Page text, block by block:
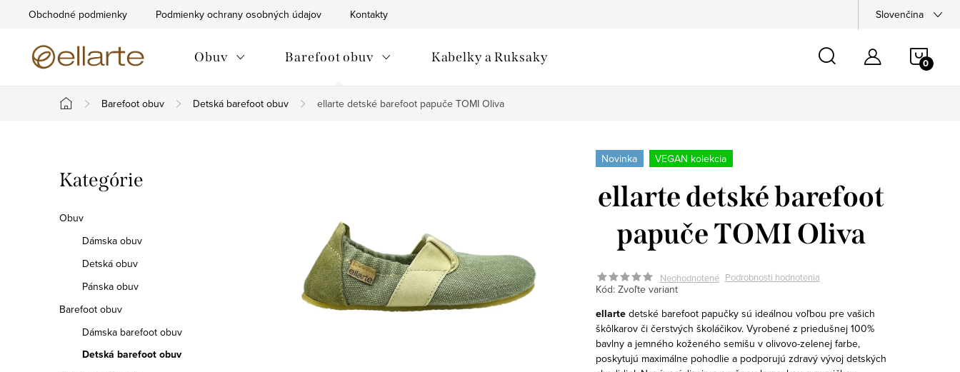
Obchodné podmienky Podmienky ochrany osobných údajov Kontakty Slovenčina
Obuv Barefoot obuv Kabelky a Ruksaky
Domov
Barefoot obuv Detská barefoot obuv ellarte detské barefoot papuče TOMI Oliva
o
č
p
Preskočiť
kategórie
Kategórie
Obuv
Dámska obuv
Detská obuv
Pánska obuv
Barefoot obuv
Dámska barefoot obuv
Detská barefoot obuv
Novinka VEGAN kolekcia
ellarte detské barefoot
papuče TOMI Oliva
Neohodnotené Podrobnosti hodnotenia
Kód: Zvoľte variant
ellartedetské barefoot papučky sú ideálnou voľbou pre vašich
škôlkarov či čerstvých školáčikov. Vyrobené z priedušnej 100%
bavlny a jemného koženého semišu v olivovo-zelenej farbe,
poskytujú maximálne pohodlie a podporujú zdravý vývoj detských